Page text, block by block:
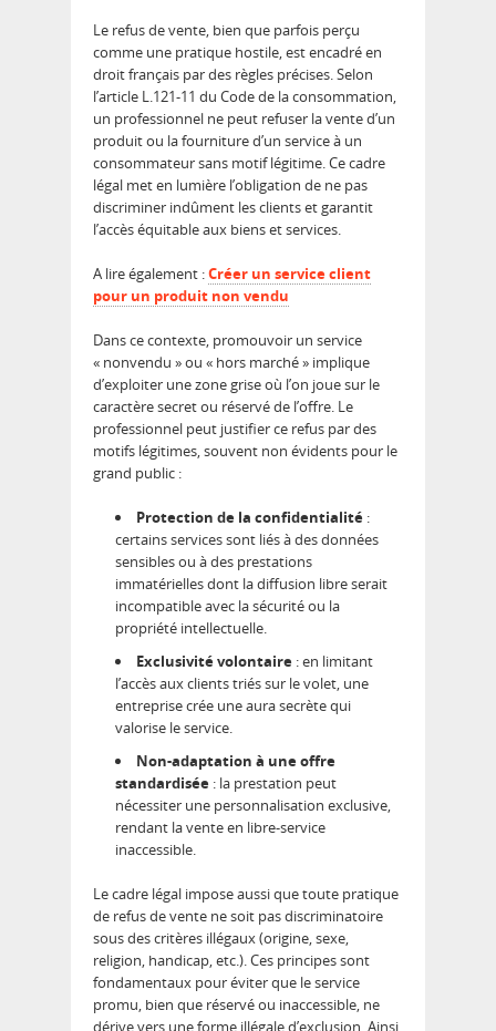
Le refus de vente, bien que parfois perçu
comme une pratique hostile, est encadré en
droit français par des règles précises. Selon
l’article L.121-11 du Code de la consommation,
un professionnel ne peut refuser la vente d’un
produit ou la fourniture d’un service à un
consommateur sans motif légitime. Ce cadre
légal met en lumière l’obligation de ne pas
discriminer indûment les clients et garantit
l’accès équitable aux biens et services.
A lire également :Créer un service client
pour un produit non vendu
Dans ce contexte, promouvoir un service
« nonvendu » ou « hors marché » implique
d’exploiter une zone grise où l’on joue sur le
caractère secret ou réservé de l’offre. Le
professionnel peut justifier ce refus par des
motifs légitimes, souvent non évidents pour le
grand public :
Protection de la confidentialité :
certains services sont liés à des données
sensibles ou à des prestations
immatérielles dont la diffusion libre serait
incompatible avec la sécurité ou la
propriété intellectuelle.
Exclusivité volontaire : en limitant
l’accès aux clients triés sur le volet, une
entreprise crée une aura secrète qui
valorise le service.
Non-adaptation à une offre
standardisée : la prestation peut
nécessiter une personnalisation exclusive,
rendant la vente en libre-service
inaccessible.
Le cadre légal impose aussi que toute pratique
de refus de vente ne soit pas discriminatoire
sous des critères illégaux (origine, sexe,
religion, handicap, etc.). Ces principes sont
fondamentaux pour éviter que le service
promu, bien que réservé ou inaccessible, ne
dérive vers une forme illégale d’exclusion. Ainsi,